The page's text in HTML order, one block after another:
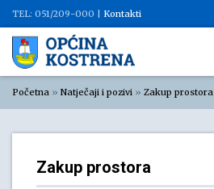
TEL: 051/209-000 | Kontakti
Početna » Natječaji i pozivi » Zakup prostora
Zakup prostora